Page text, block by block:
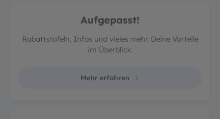
Aufgepasst!
Rabattstafeln, Infos und vieles mehr. Deine Vorteile
im Überblick.
Mehr erfahren